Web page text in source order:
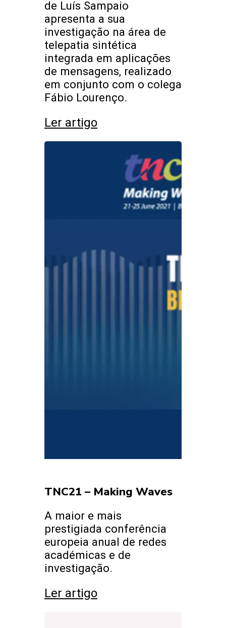
de Luís Sampaio
apresenta a sua
investigação na área de
telepatia sintética
integrada em aplicações
de mensagens, realizado
em conjunto com o colega
Fábio Lourenço.
Ler artigo
TNC21 – Making Waves
A maior e mais
prestigiada conferência
europeia anual de redes
académicas e de
investigação.
Ler artigo